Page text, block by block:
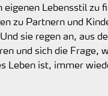
eigenen Lebensstil zu
zu Partnern und
sie regen an, aus
und sich die Frage,
Leben ist, immer